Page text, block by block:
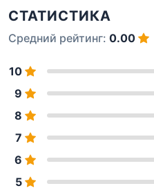
СТАТИСТИКА
Средний рейтинг: 0.00
10
9
8
7
6
5